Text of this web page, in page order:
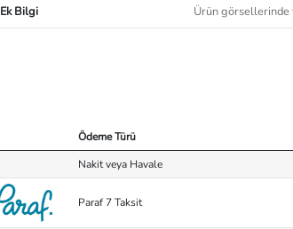
Ek Bilgi
Ürün görsellerinde
Ödeme Türü
Nakit veya Havale
Paraf 7 Taksit